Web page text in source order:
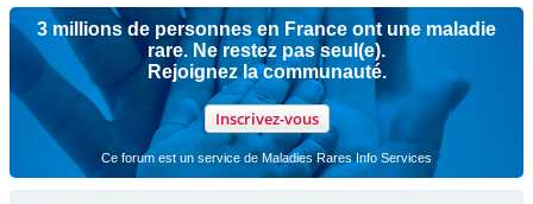
3 millions de personnes en France ont une maladie
rare. Ne restez pas seul(e).
Rejoignez la communauté.
Inscrivez-vous
Ce forum est un service de Maladies Rares Info Services